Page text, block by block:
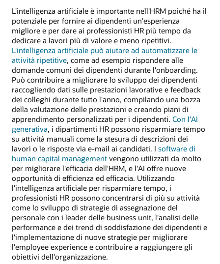
L'intelligenza artificiale è importante nell'HRM poiché ha il
potenziale per fornire ai dipendenti un'esperienza
migliore e per dare ai professionisti HR più tempo da
dedicare a lavori più di valore e meno ripetitivi.
L'intelligenza artificiale può aiutare ad automatizzare le
attività ripetitive, come ad esempio rispondere alle
domande comuni dei dipendenti durante l'onboarding.
Può contribuire a migliorare lo sviluppo dei dipendenti
raccogliendo dati sulle prestazioni lavorative e feedback
dei colleghi durante tutto l'anno, compilando una bozza
della valutazione delle prestazioni e creando piani di
apprendimento personalizzati per i dipendenti. Con l'AI
generativa, i dipartimenti HR possono risparmiare tempo
su attività manuali come la stesura di descrizioni dei
lavori o le risposte via e-mail ai candidati. I software di
human capital management vengono utilizzati da molto
per migliorare l'efficacia dell'HRM, e l'AI offre nuove
opportunità di efficienza ed efficacia. Utilizzando
l'intelligenza artificiale per risparmiare tempo, i
professionisti HR possono concentrarsi di più su attività
come lo sviluppo di strategie di assegnazione del
personale con i leader delle business unit, l'analisi delle
performance e dei trend di soddisfazione dei dipendenti e
l'implementazione di nuove strategie per migliorare
l'employee experience e contribuire a raggiungere gli
obiettivi dell'organizzazione.